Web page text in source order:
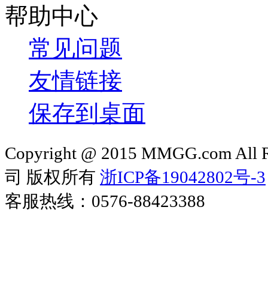
帮助中心
常见问题
友情链接
保存到桌面
Copyright @ 2015 MMGG.com All
司 版权所有 浙ICP备19042802号-3
客服热线：0576-88423388